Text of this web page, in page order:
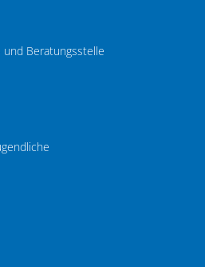
Beratungsstelle